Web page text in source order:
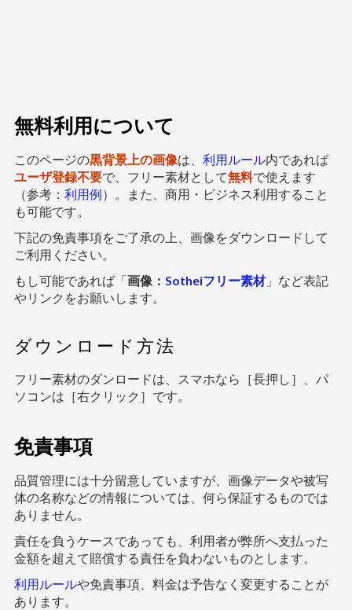
無料利用について
このページの黒背景上の画像は、 利用ルール内であれば
ユーザ登録不要で、フリー素材として無料で使えます
（参考： 利用例）。また、商用・ビジネス利用すること
も可能です。
下記の免責事項をご了承の上、画像をダウンロードして
ご利用ください。
もし可能であれば「画像： Sotheiフリー素材」など表記
やリンクをお願いします。
ダウンロード方法
フリー素材のダンロードは、スマホなら［長押し］、パ
ソコンは［右クリック］です。
免責事項
品質管理には十分留意していますが、画像データや被写
体の名称などの情報については、何ら保証するものでは
ありません。
責任を負うケースであっても、利用者が弊所へ支払った
金額を超えて賠償する責任を負わないものとします。
利用ルールや免責事項、料金は予告なく変更することが
あります。